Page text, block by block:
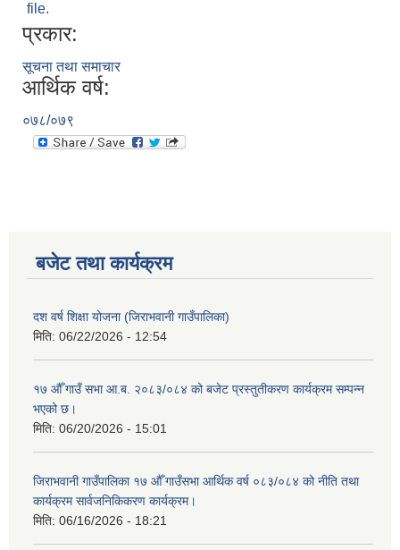
file.
प्रकार:
सूचना तथा समाचार
आर्थिक वर्ष:
०७८/०७९
बजेट तथा कार्यक्रम
दश वर्ष शिक्षा योजना (जिराभवानी गाउँपालिका)
मिति: 06/22/2026 - 12:54
१७ औँ गाउँ सभा आ.ब. २०८३/०८४ को बजेट प्रस्तुतीकरण कार्यक्रम सम्पन्न
भएको छ।
मिति: 06/20/2026 - 15:01
जिराभवानी गाउँपालिका १७ औँ गाउँसभा आर्थिक वर्ष ०८३/०८४ को नीति तथा
कार्यक्रम सार्वजनिकिकरण कार्यक्रम।
मिति: 06/16/2026 - 18:21